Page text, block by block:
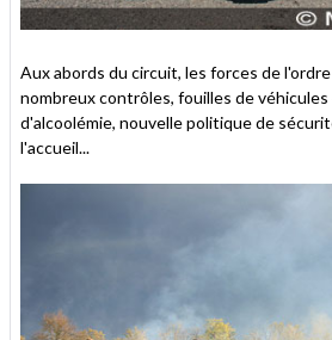
Aux abords du circuit, les forces de
nombreux contrôles, fouilles de
d'alcoolémie, nouvelle politique de
l'accueil...